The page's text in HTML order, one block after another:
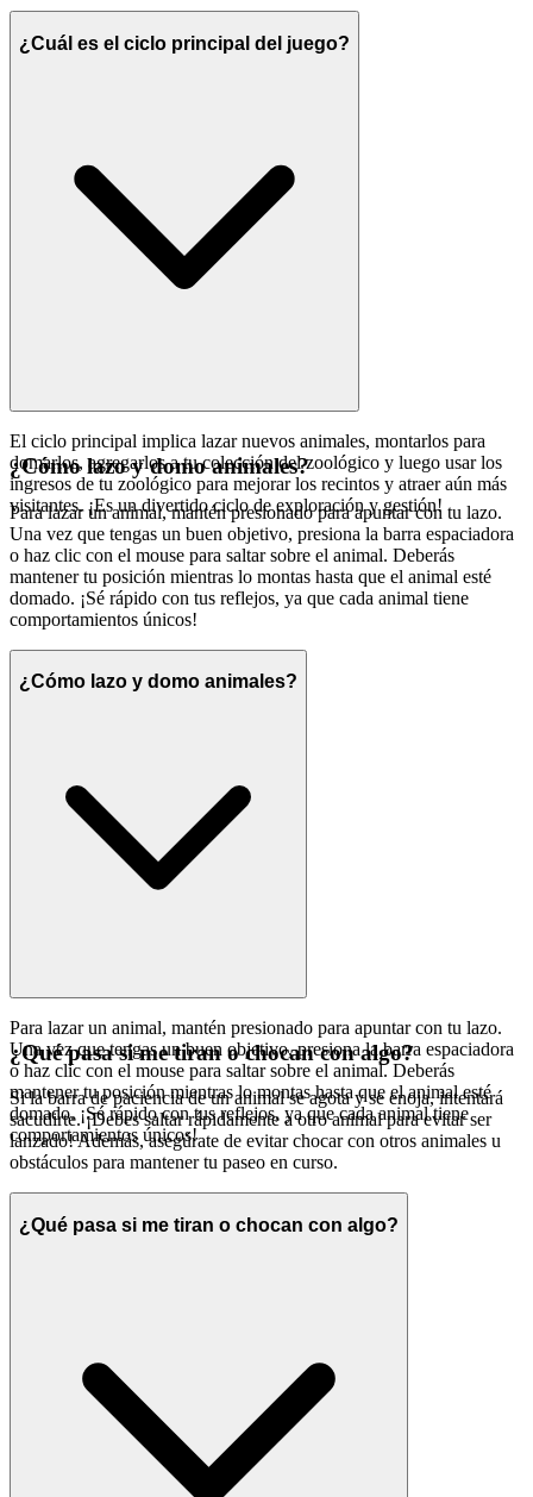
¿Cuál es el ciclo principal del juego?
El ciclo principal implica lazar nuevos animales, montarlos para
domarlos, agregarlos a tu colección del zoológico y luego usar los
ingresos de tu zoológico para mejorar los recintos y atraer aún más
visitantes. ¡Es un divertido ciclo de exploración y gestión!
¿Cómo lazo y domo animales?
Para lazar un animal, mantén presionado para apuntar con tu lazo.
Una vez que tengas un buen objetivo, presiona la barra espaciadora
o haz clic con el mouse para saltar sobre el animal. Deberás
mantener tu posición mientras lo montas hasta que el animal esté
domado. ¡Sé rápido con tus reflejos, ya que cada animal tiene
comportamientos únicos!
¿Cómo lazo y domo animales?
Para lazar un animal, mantén presionado para apuntar con tu lazo.
Una vez que tengas un buen objetivo, presiona la barra espaciadora
o haz clic con el mouse para saltar sobre el animal. Deberás
mantener tu posición mientras lo montas hasta que el animal esté
domado. ¡Sé rápido con tus reflejos, ya que cada animal tiene
comportamientos únicos!
¿Qué pasa si me tiran o chocan con algo?
Si la barra de paciencia de un animal se agota y se enoja, intentará
sacudirte. ¡Debes saltar rápidamente a otro animal para evitar ser
lanzado! Además, asegúrate de evitar chocar con otros animales u
obstáculos para mantener tu paseo en curso.
¿Qué pasa si me tiran o chocan con algo?